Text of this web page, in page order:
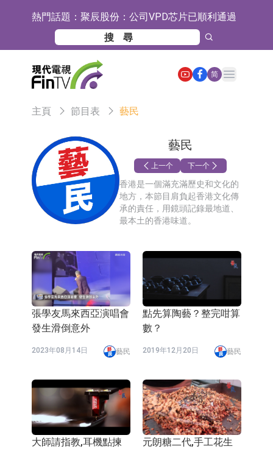
熱門話題： 聚辰股份：公司VPD芯片已順利通過
目標客戶的測試認證
上期所：7月份對11個實際控制關系
賬戶組採取限制開倉的監管措施
特發服務：成功中標嗶哩嗶哩上海濱
江總部物業服務項目
亞太股份：公司是零跑汽車和
Stellantis集團的供應商
理工雷科面向邊緣AI場景推出"山
海"系列智算模組 系列產品基於國產
CPU與GPU構建
【異動股】醫療研發外包板塊拉升，
博騰股份(300363.CN)漲20.02%
日韓股市收盤雙雙下跌
依米康：海外交付以東南亞、中東市
場為主 並已取得歐美相關認證
上交所：財通多策略福鑫定期開放靈
時停牌
業股票型證券投資基金臨時停牌
【異動股】港股跌幅榜前十，卡森國
際(00496.HK)跌22.40%，九福來
(08611.HK)跌21.01%
【異動股】港股漲幅榜前十，拿森科
技(02261.HK)漲+75.05%，辰興發展
(02286.HK)漲+64.91%
神火股份：新疆神火鋁水轉化率已
100%
【異動股】焦炭Ⅲ板塊下挫，陝西黑
貓(601015.CN)跌8.38%
【異動股】醫療研發外包板塊拉升，
畢得醫藥(688073.CN)漲20.01%
中遠海科：與中遠海運國際(香港)有
限公司正在開展增資對價的支付
新萊應材：受益於半導體國產替代提
速及國內晶圓廠擴產 公司泛半導體全
【異動股】港股跌幅榜前十，智傲控
简
Open main menu
主頁 節目表 藝民
藝民
上一个 下一个
香港是一個滿充滿歷史和文化的
地方，本節目肩負起香港文化傳
承的責任，用鏡頭記錄最地道、
最本土的香港味道。
張學友馬來西亞演唱會
發生滑倒意外
2023年08月14日 藝民
點先算陶藝？整完咁算
數？
2019年12月20日 藝民
大師請指教,耳機點揀
元朗糖二代,手工花生